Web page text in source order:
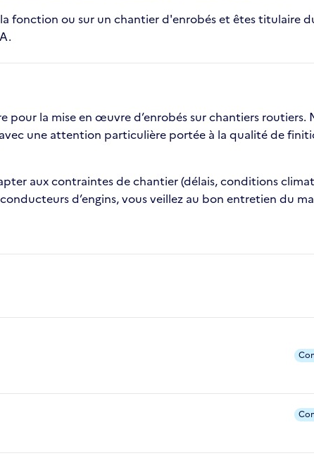
fonction ou sur un chantier d'enrobés et êtes titulaire
la mise en œuvre d’enrobés sur chantiers routiers.
une attention particulière portée à la qualité de
aux contraintes de chantier (délais, conditions
d’engins, vous veillez au bon entretien du